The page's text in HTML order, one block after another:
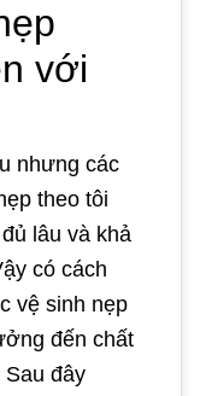
với
nhưng các
theo tôi
lâu và khả
có cách
vệ sinh nẹp
đến chất
Sau đây